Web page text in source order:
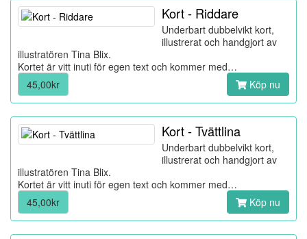
Kort - Riddare
Underbart dubbelvikt kort,
illustrerat och handgjort av
illustratören Tina Blix.
Kortet är vitt inuti för egen text och kommer med…
45,00kr
Köp nu
Kort - Tvättlina
Underbart dubbelvikt kort,
illustrerat och handgjort av
illustratören Tina Blix.
Kortet är vitt inuti för egen text och kommer med…
45,00kr
Köp nu